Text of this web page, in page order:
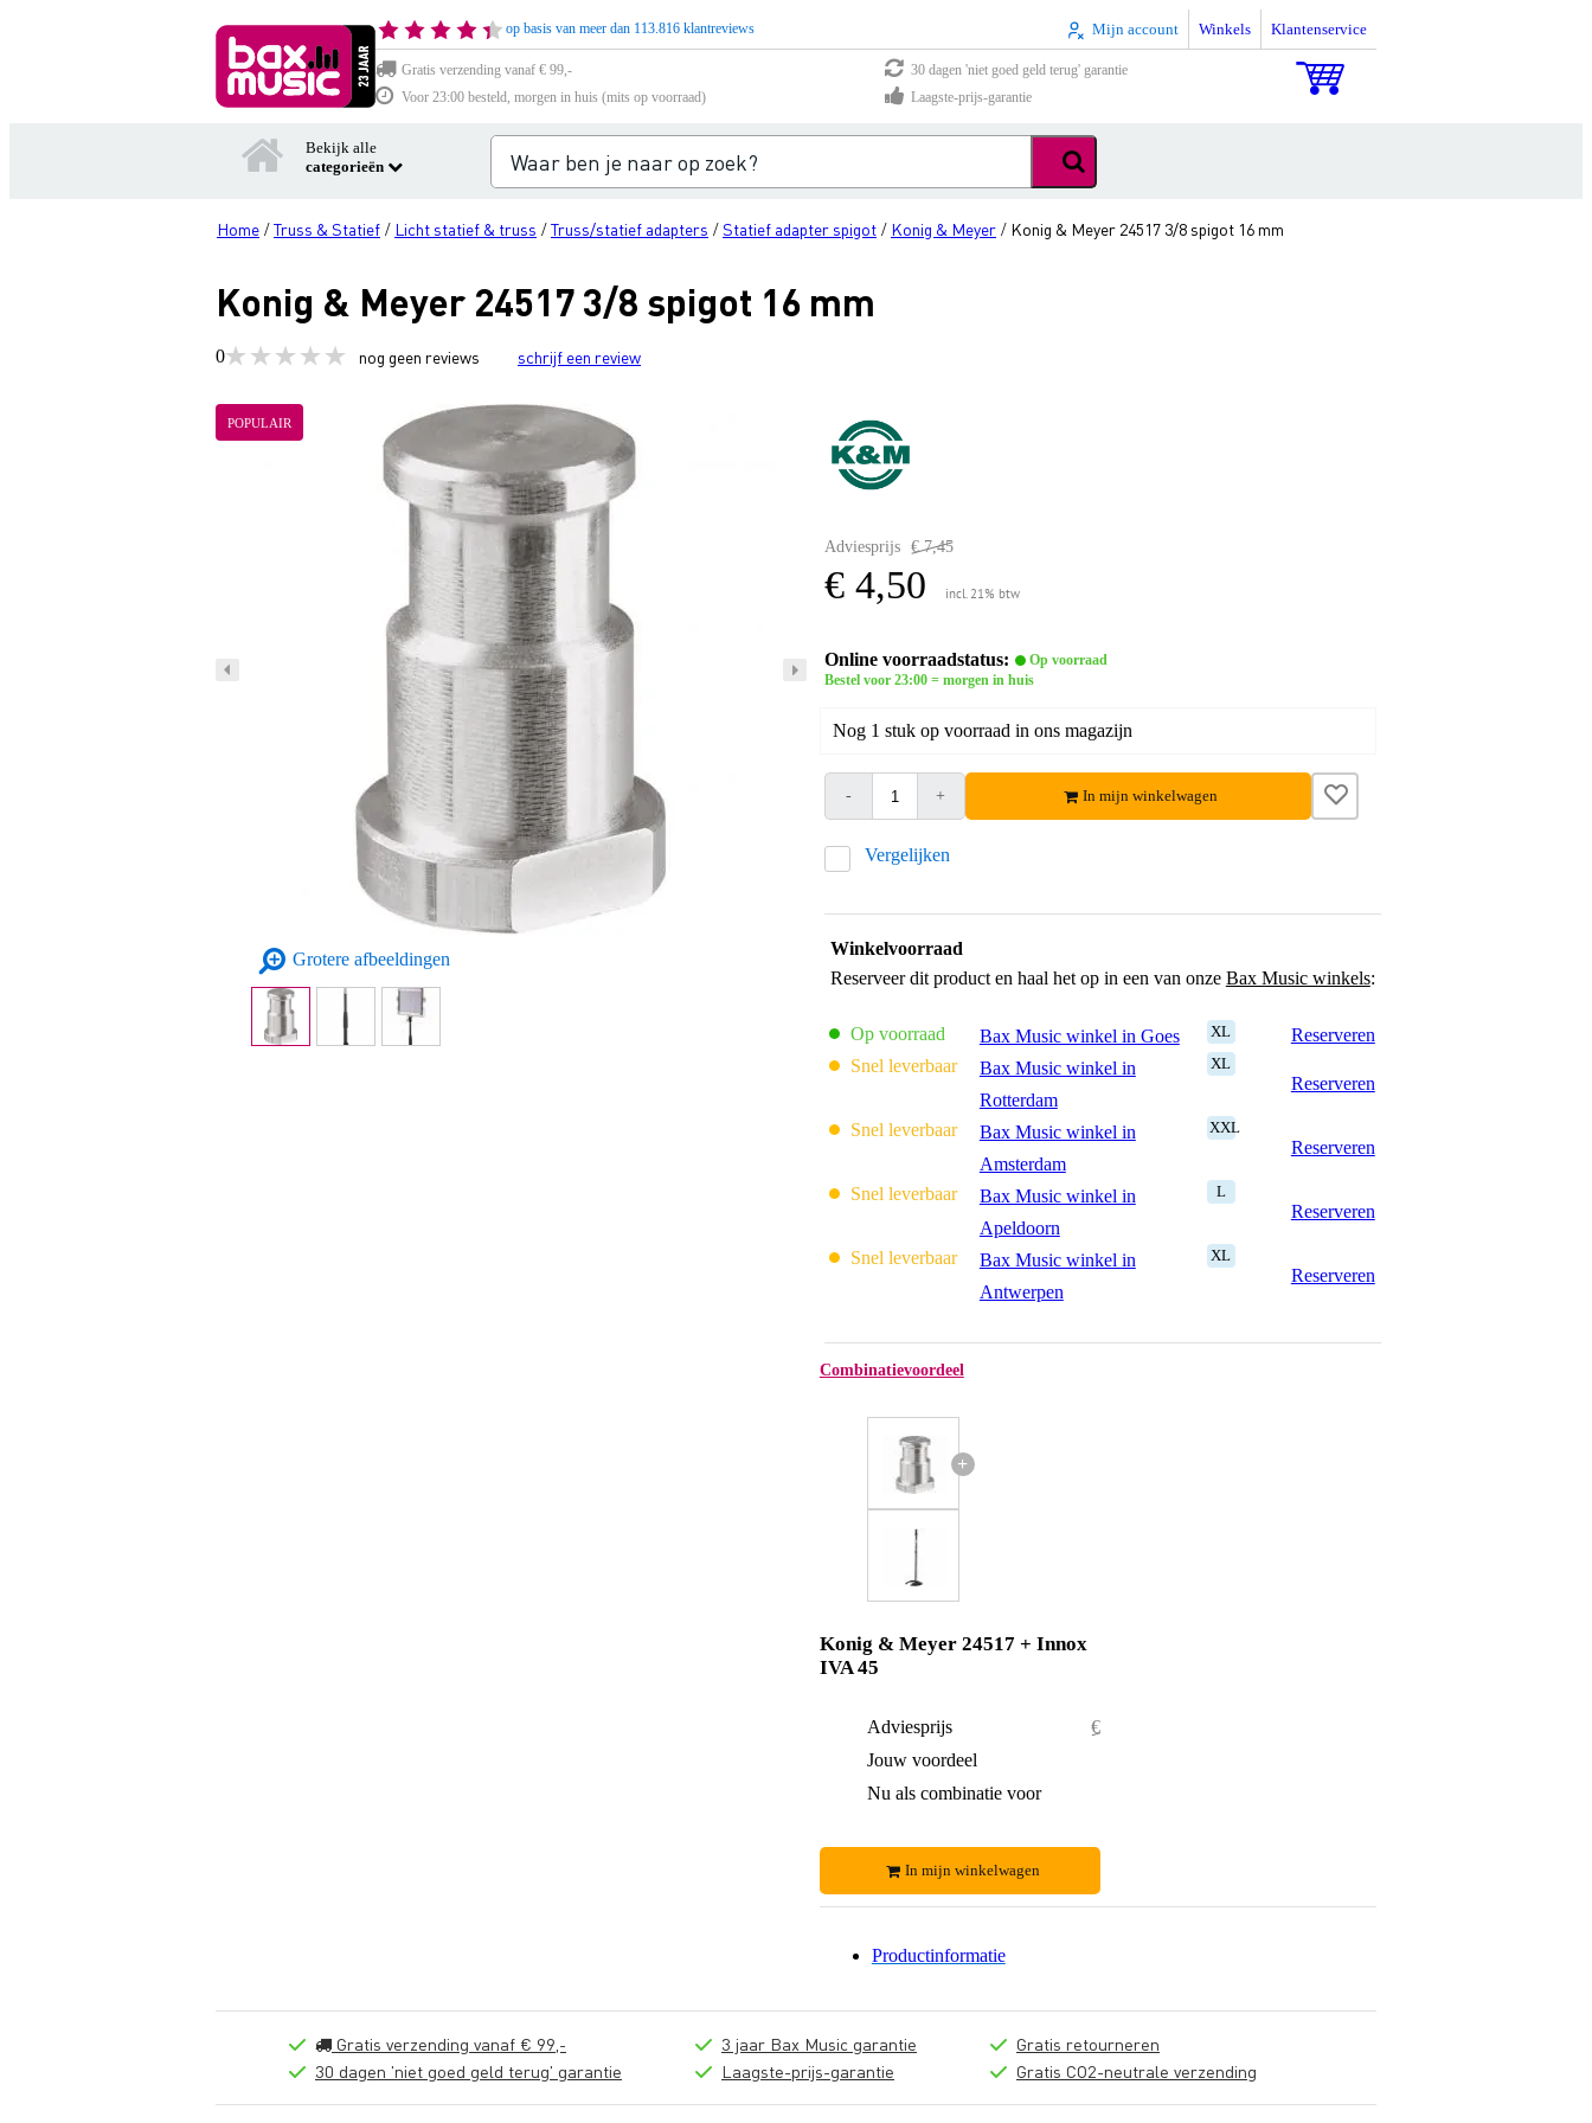
op basis van meer dan 113.816 klantreviews Mijn account Winkels Klantenservice
Gratis verzending vanaf € 99,-
30 dagen 'niet goed geld terug' garantie
Voor 23:00 besteld, morgen in huis (mits op voorraad)
Laagste-prijs-garantie
Bekijk alle
categorieën
Home /Truss & Statief / Licht statief & truss /Truss/statief adapters /Statief adapter spigot / Konig & Meyer / Konig & Meyer 24517 3/8 spigot 16 mm
Konig & Meyer 24517 3/8 spigot 16 mm
0 nog geen reviews schrijf een review
POPULAIR
Grotere afbeeldingen
Adviesprijs € 7,45
€ 4,50 incl. 21% btw
Online voorraadstatus:
Op voorraad
Bestel voor 23:00 = morgen in huis
Nog 1 stuk op voorraad in ons magazijn
- + In mijn winkelwagen
Vergelijken
Winkelvoorraad
Reserveer dit product en haal het op in een van onze Bax Music winkels:
Op voorraad Bax Music winkel in Goes XL
Reserveren
Snel leverbaar
Bax Music winkel in
Rotterdam
XL
Reserveren
Snel leverbaar
Bax Music winkel in
Amsterdam
XXL
Reserveren
Snel leverbaar
Bax Music winkel in
Apeldoorn
L
Reserveren
Snel leverbaar
Bax Music winkel in
Antwerpen
XL
Reserveren
Combinatievoordeel
+
Konig & Meyer 24517 + Innox
IVA 45
Adviesprijs
€ 29,50
Jouw voordeel
Nu als combinatie voor
In mijn winkelwagen
Productinformatie
Gratis verzending vanaf € 99,-
30 dagen 'niet goed geld terug' garantie
3 jaar Bax Music garantie
Laagste-prijs-garantie
Gratis retourneren
Gratis CO2-neutrale verzending